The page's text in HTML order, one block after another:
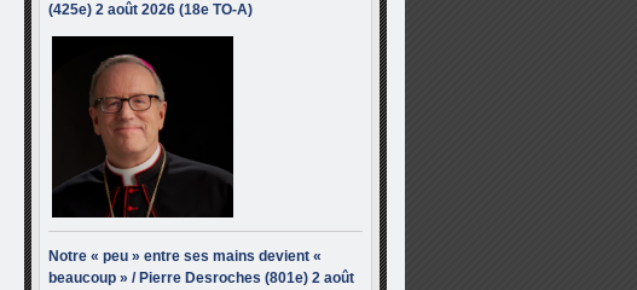
(425e) 2 août 2026 (18e TO-A)
Notre « peu » entre ses mains devient «
beaucoup » / Pierre Desroches (801e) 2 août